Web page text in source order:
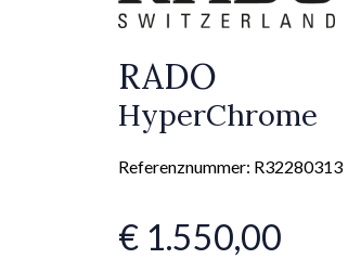
RADO
HyperChrome
Referenznummer: R32280313
€ 1.550,00